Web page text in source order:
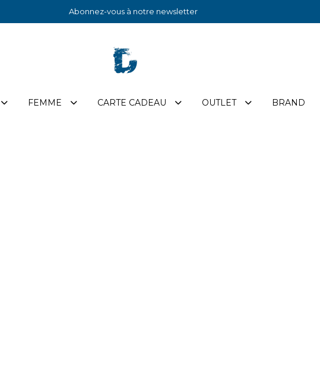
Abonnez-vous à notre newsletter
FEMME CARTE CADEAU OUTLET BRAND